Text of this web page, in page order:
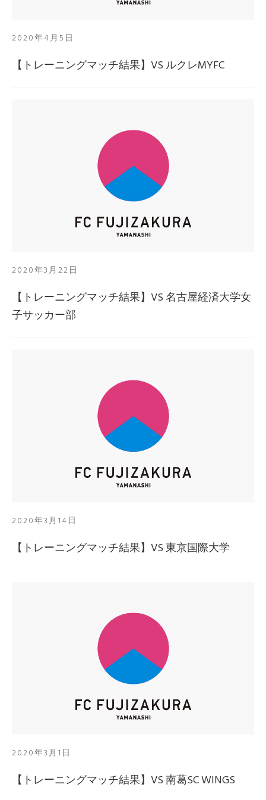
2020年4月5日
【トレーニングマッチ結果】VS ルクレMYFC
2020年3月22日
【トレーニングマッチ結果】VS 名古屋経済大学女
子サッカー部
2020年3月14日
【トレーニングマッチ結果】VS 東京国際大学
2020年3月1日
【トレーニングマッチ結果】VS 南葛SC WINGS